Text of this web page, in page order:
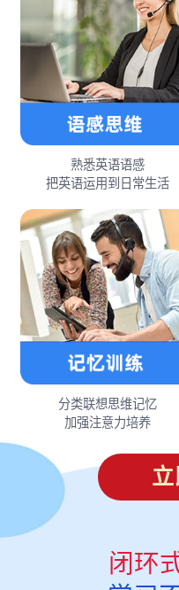
熟悉英语语感
把英语运用到日常生活
分类联想思维记忆
加强注意力培养
闭环